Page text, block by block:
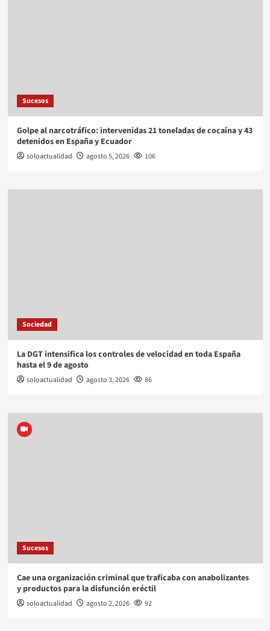
Sucesos
Golpe al narcotráfico: intervenidas 21 toneladas de cocaína y 43
detenidos en España y Ecuador
soloactualidad agosto 5, 2026 106
Sociedad
La DGT intensifica los controles de velocidad en toda España
hasta el 9 de agosto
soloactualidad agosto 3, 2026 86
Sucesos
Cae una organización criminal que traficaba con anabolizantes
y productos para la disfunción eréctil
soloactualidad agosto 2, 2026 92